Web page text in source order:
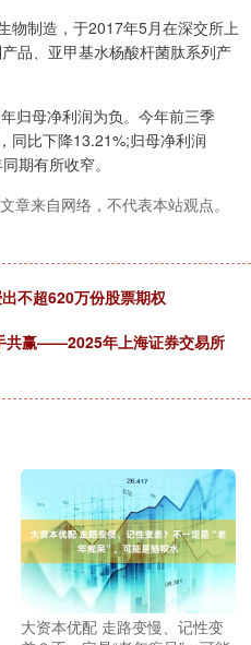
物制造，于2017年5月在深交所上
品、亚甲基水杨酸杆菌肽系列产
归母净利润为负。今年前三季
同比下降13.21%;归母净利润
期有所收窄。
章来自网络，不代表本站观点。
不超620万份股票期权
共赢——2025年上海证券交易所
大资本优配 走路变慢、记性变